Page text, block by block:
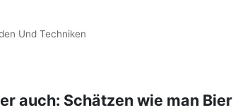
Und Techniken
auch: Schätzen wie man Bier